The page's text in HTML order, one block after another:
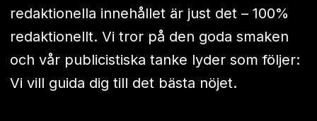
redaktionella innehållet är just det – 100%
redaktionellt. Vi tror på den goda smaken
och vår publicistiska tanke lyder som följer:
Vi vill guida dig till det bästa nöjet.